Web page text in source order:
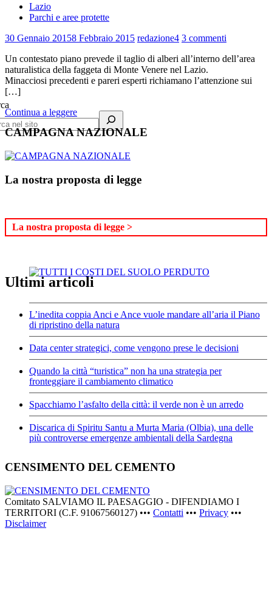
Lazio
Parchi e aree protette
30 Gennaio 20158 Febbraio 2015 redazione4 3 commenti
Un contestato piano prevede il taglio di alberi all’interno dell’area
naturalistica della faggeta di Monte Venere nel Lazio.
Minacciosi precedenti e pareri esperti richiamano l’attenzione sui
[…]
Continua a leggere
CAMPAGNA NAZIONALE
La nostra proposta di legge
La nostra proposta di legge >
Ultimi articoli
L’inedita coppia Anci e Ance vuole mandare all’aria il Piano
di ripristino della natura
Data center strategici, come vengono prese le decisioni
Quando la città “turistica” non ha una strategia per
fronteggiare il cambiamento climatico
Spacchiamo l’asfalto della città: il verde non è un arredo
Discarica di Spiritu Santu a Murta Maria (Olbia), una delle
più controverse emergenze ambientali della Sardegna
CENSIMENTO DEL CEMENTO
Comitato SALVIAMO IL PAESAGGIO - DIFENDIAMO I
TERRITORI (C.F. 91067560127) ••• Contatti ••• Privacy •••
Disclaimer